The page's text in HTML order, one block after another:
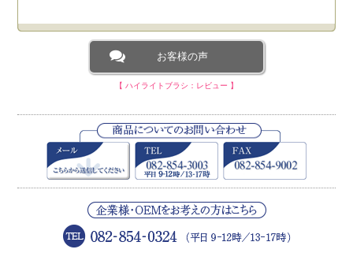
柔らかくツルツルした毛で気持ちが良い。
A.O様 （40代／女性）
★★★★★【とても満足】
ふわっと乗せることができるので、自然にハイライトを入れ
ることができます。肌へのあたりも優しく気持ちいいです。
M.Y様 （30代／女性） 2021/07
肌ざわりが良いのと、穂先が尖っているため、小鼻、口角辺
りの細かなところにものせやすく満足。
お客様の声
【 ハイライトブラシ：レビュー 】